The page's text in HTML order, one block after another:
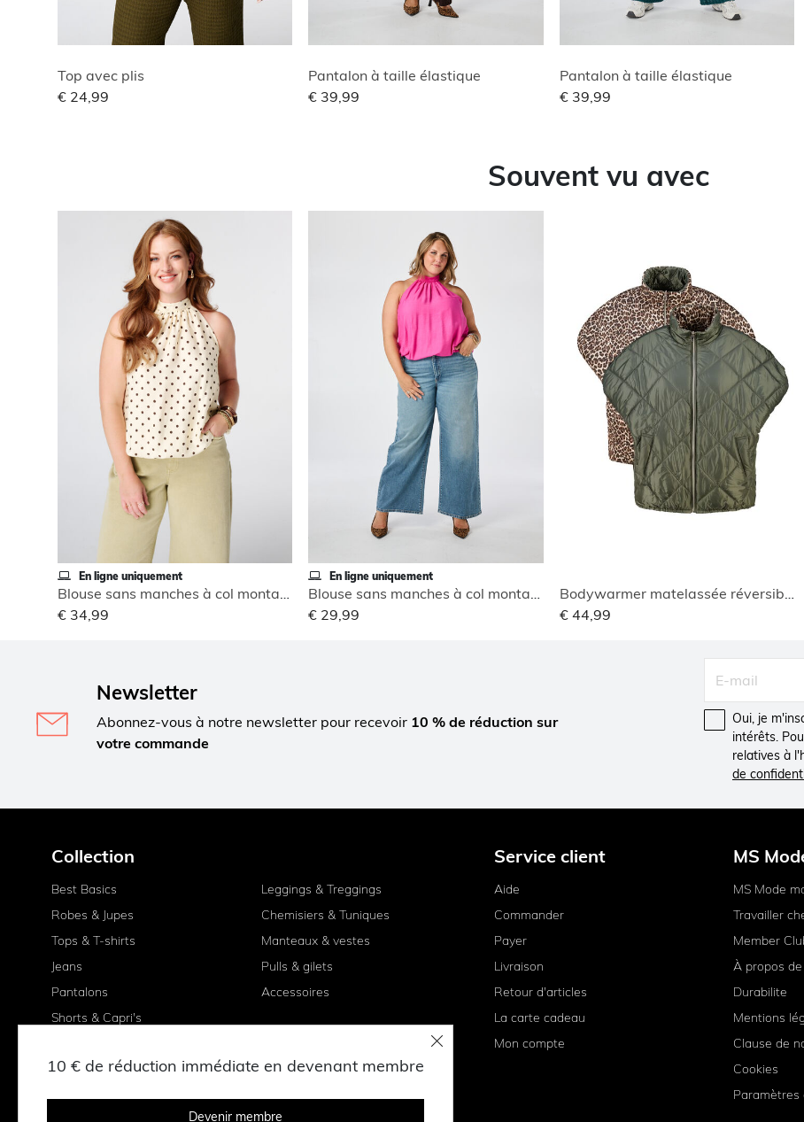
Top avec plis
€ 24,99
Pantalon à taille élastique
€ 39,99
Pantalon à taille élastique
€ 39,99
Souvent vu avec
En ligne uniquement
Blouse sans manches à col montant
€ 34,99
En ligne uniquement
Blouse sans manches à col montant
€ 29,99
Bodywarmer matelassée réversible
€ 44,99
Newsletter
Abonnez-vous à notre newsletter pour recevoir 10 % de réduction sur
votre commande
Oui, je
intérêts.
relatives à
de
Collection
Best Basics
Robes & Jupes
Tops & T-shirts
Jeans
Pantalons
Shorts & Capri's
Leggings & Treggings
Chemisiers & Tuniques
Manteaux & vestes
Pulls & gilets
Accessoires
Service client
Aide
Commander
Payer
Livraison
Retour d'articles
La carte cadeau
Mon compte
MS
MS Mode
Travailler
Member
À propos
Durabilite
Mentions
Clause de
Cookies
Paramètres
10 € de réduction immédiate en devenant membre
Devenir membre